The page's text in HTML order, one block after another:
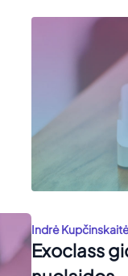
Indrė
Exoclass